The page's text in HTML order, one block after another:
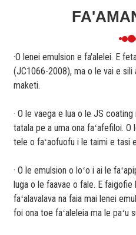
·O lenei emulsion e fa'alelei. E
(JC1066-2008), ma o le vai e sili
maketi.
· O le vaega e lua o le JS
tatala pe a uma ona faʻafefiloi.
tele o faʻaofuofu i le taimi e tasi
· O le emulsion o loʻo i ai le
luga o le faavae o fale. E faigofie
faʻalavalava na faia mai lenei
foi ona toe faʻaleleia ma le paʻu